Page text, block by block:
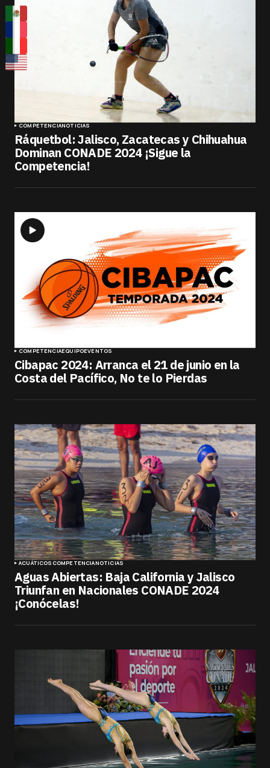
COMPETENCIANOTICIAS
Ráquetbol: Jalisco, Zacatecas y Chihuahua
Dominan CONADE 2024 ¡Sigue la
Competencia!
COMPETENCIAEQUIPOEVENTOS
Cibapac 2024: Arranca el 21 de junio en la
Costa del Pacífico, No te lo Pierdas
ACUÁTICOSCOMPETENCIANOTICIAS
Aguas Abiertas: Baja California y Jalisco
Triunfan en Nacionales CONADE 2024
¡Conócelas!